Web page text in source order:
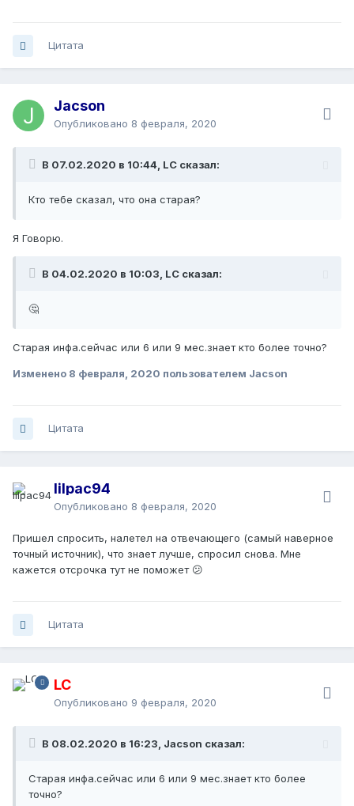
Цитата
Jacson
Опубликовано 8 февраля, 2020
В 07.02.2020 в 10:44, LC сказал:
Кто тебе сказал, что она старая?
Я Говорю.
В 04.02.2020 в 10:03, LC сказал:
🤔
Старая инфа.сейчас или 6 или 9 мес.знает кто более точно?
Изменено 8 февраля, 2020 пользователем Jacson
Цитата
lilpac94
Опубликовано 8 февраля, 2020
Пришел спросить, налетел на отвечающего (самый наверное
точный источник), что знает лучше, спросил снова. Мне
кажется отсрочка тут не поможет 😕
Цитата
LC
Опубликовано 9 февраля, 2020
В 08.02.2020 в 16:23, Jacson сказал:
Старая инфа.сейчас или 6 или 9 мес.знает кто более
точно?